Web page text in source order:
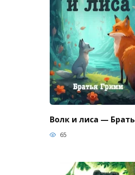
Волк и лиса —
65